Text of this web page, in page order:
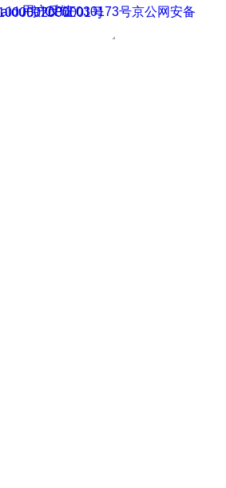
用户反馈
京ICP证030173号
网安备11000002000001号